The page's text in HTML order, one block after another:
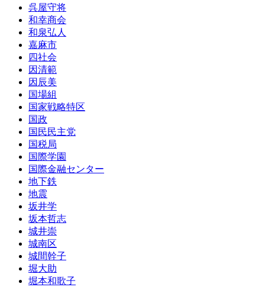
呉屋守将
和幸商会
和泉弘人
嘉麻市
四社会
因清範
因辰美
国場組
国家戦略特区
国政
国民民主党
国税局
国際学園
国際金融センター
地下鉄
地震
坂井学
坂本哲志
城井崇
城南区
城間幹子
堀大助
堀本和歌子